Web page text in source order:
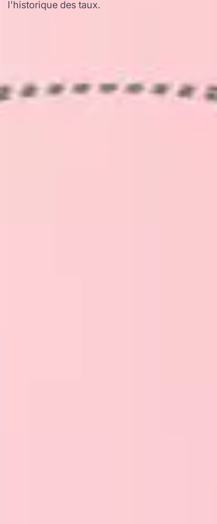
l'historique des taux.